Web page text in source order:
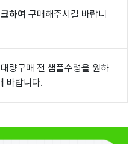
하여 구매해주시길 바랍니
량구매 전 샘플수령을 원하
바랍니다.